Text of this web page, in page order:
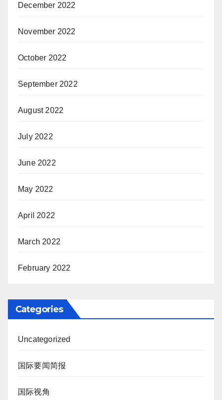
December 2022
November 2022
October 2022
September 2022
August 2022
July 2022
June 2022
May 2022
April 2022
March 2022
February 2022
Categories
Uncategorized
国际要闻简报
国际视角